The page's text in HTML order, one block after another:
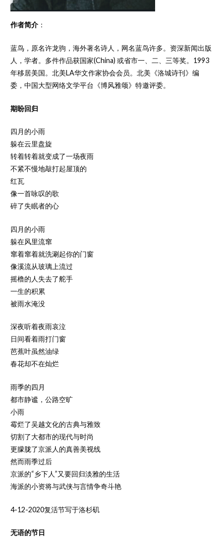
作者简介：
蓝鸟，原名许龙驹，海外著名诗人，网名蓝鸟许多。资深新闻出版
人，学者。多件作品获国家(China) 或省市一、二、三等奖。1993
年移居美国。北美LA华文作家协会会员。北美《洛城诗刊》编
委，中国大型网络文学平台《博风雅颂》特邀评委。
期盼回归
四月的小雨
躲在云里盘旋
转着转着就变成了一场夜雨
不紧不慢地敲打起屋顶的
红瓦
像一首咏叹的歌
碎了失眠者的心
四月的小雨
躲在风里流窜
窜着窜着就洗涮起你的门窗
像溪流从玻璃上流过
摇橹的人失去了舵手
一生的积累
被雨水淹没
深夜听着夜雨哀泣
日间看着雨打门窗
芭蕉叶虽然油绿
春花却不在灿烂
雨季的四月
都市静谧，公路空旷
小雨
霉烂了吴越文化的古典与雅致
切割了大都市的现代与时尚
更朦胧了京派人的真善美视线
然而雨季过后
京派的“乡下人”又要回归淡雅的生活
海派的小资将与武侠与言情争奇斗艳
4-12-2020复活节写于洛杉矶
无语的节日